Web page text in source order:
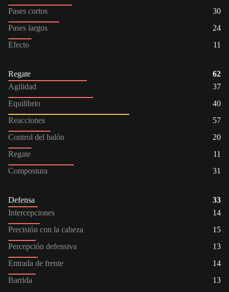
Pases cortos
30
Pases largos
24
Efecto
11
Regate
62
Agilidad
37
Equilibrio
40
Reacciones
57
Control del balón
20
Regate
11
Compostura
31
Defensa
33
Intercepciones
14
Precisión con la cabeza
15
Percepción defensiva
13
Entrada de frente
14
Barrida
13